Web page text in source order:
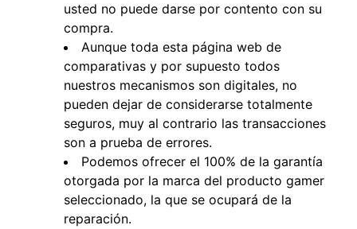
usted no puede darse por contento con su
compra.
Aunque toda esta página web de
comparativas y por supuesto todos
nuestros mecanismos son digitales, no
pueden dejar de considerarse totalmente
seguros, muy al contrario las transacciones
son a prueba de errores.
Podemos ofrecer el 100% de la garantía
otorgada por la marca del producto gamer
seleccionado, la que se ocupará de la
reparación.